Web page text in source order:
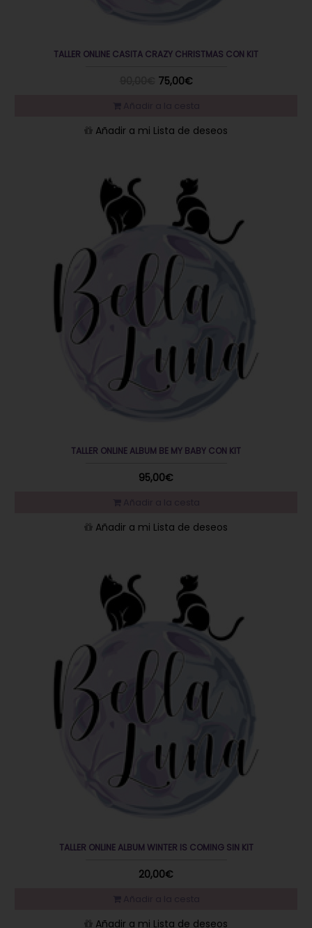
TALLER ONLINE CASITA CRAZY CHRISTMAS CON KIT
75,00€
Añadir a mi Lista de deseos
TALLER ONLINE ALBUM BE MY BABY CON KIT
95,00€
Añadir a mi Lista de deseos
TALLER ONLINE ALBUM WINTER IS COMING SIN KIT
20,00€
Añadir a mi Lista de deseos